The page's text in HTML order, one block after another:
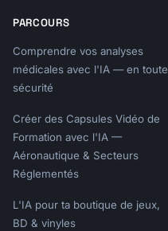
PARCOURS
Comprendre vos analyses
médicales avec l'IA — en toute
sécurité
Créer des Capsules Vidéo de
Formation avec l'IA —
Aéronautique & Secteurs
Réglementés
L'IA pour ta boutique de jeux,
BD & vinyles